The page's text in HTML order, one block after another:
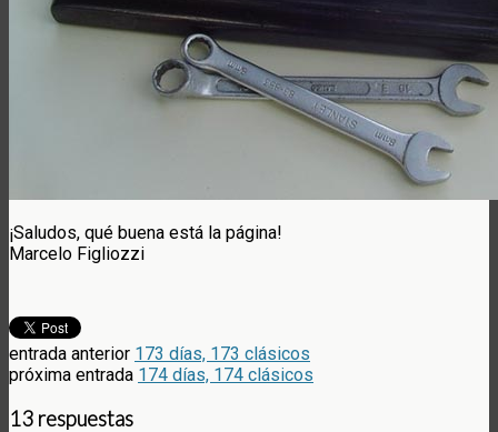
¡Saludos, qué buena está la página!
Marcelo Figliozzi
entrada anterior 173 días, 173 clásicos
próxima entrada 174 días, 174 clásicos
13 respuestas